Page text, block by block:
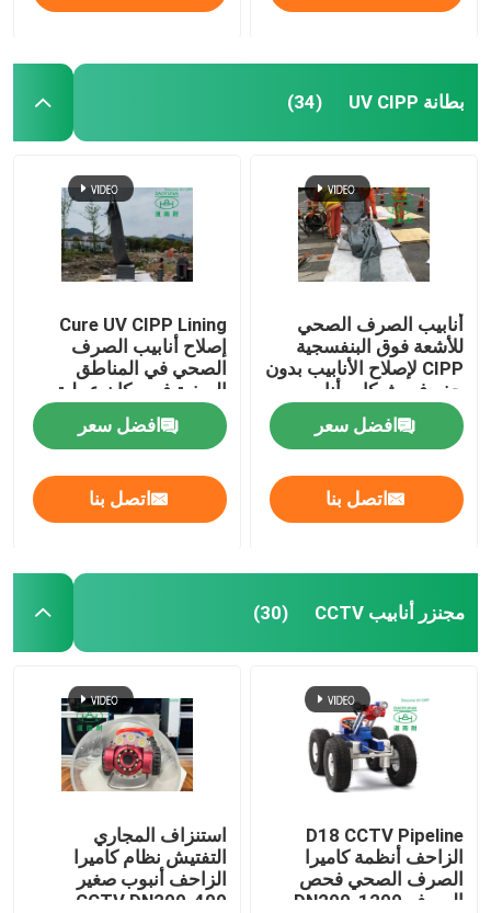
بطانة UV CIPP (34)
أنابيب الصرف الصحي
للأشعة فوق البنفسجية
CIPP لإصلاح الأنابيب بدون
حفر في شبكات أنابيب
مياه الأمطار
افضل سعر
اتصل بنا
Cure UV CIPP Lining
إصلاح أنابيب الصرف
الصحي في المناطق
الريفية في مكان عملية
بطانة الأنابيب
افضل سعر
اتصل بنا
مجنزر أنابيب CCTV (30)
D18 CCTV Pipeline
الزاحف أنظمة كاميرا
الصرف الصحي فحص
الصرف DN200-1200
استنزاف المجاري
التفتيش نظام كاميرا
الزاحف أنبوب صغير
CCTV DN200-400